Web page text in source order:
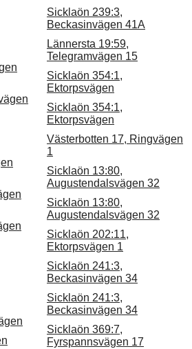
Sicklaön 239:3,
Beckasinvägen 41A
Lännersta 19:59,
Telegramvägen 15
Sicklaön 354:1,
Ektorpsvägen
Sicklaön 354:1,
Ektorpsvägen
Västerbotten 17, Ringvägen
1
Sicklaön 13:80,
Augustendalsvägen 32
Sicklaön 13:80,
Augustendalsvägen 32
Sicklaön 202:11,
Ektorpsvägen 1
Sicklaön 241:3,
Beckasinvägen 34
Sicklaön 241:3,
Beckasinvägen 34
Sicklaön 369:7,
Fyrspannsvägen 17